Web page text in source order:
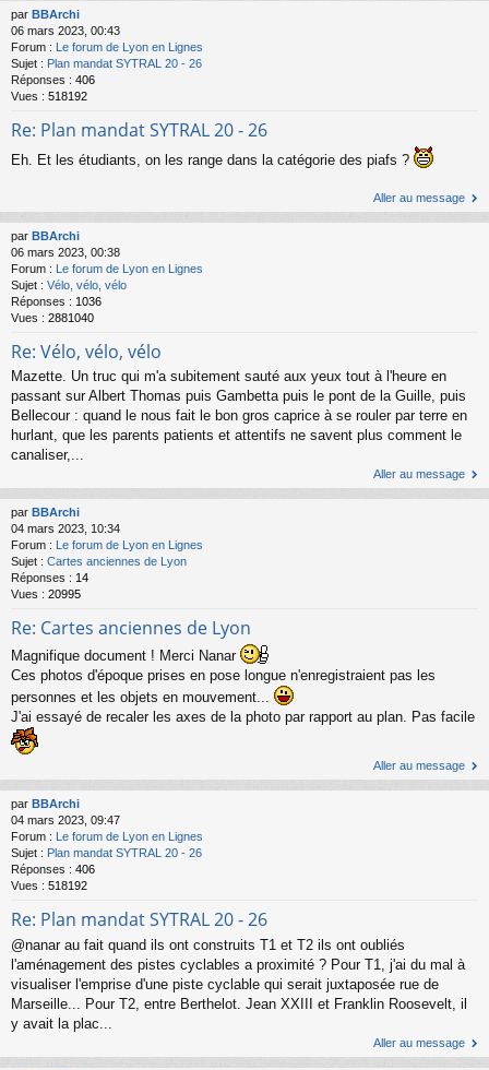
par BBArchi
06 mars 2023, 00:43
Forum : Le forum de Lyon en Lignes
Sujet : Plan mandat SYTRAL 20 - 26
Réponses : 406
Vues : 518192
Re: Plan mandat SYTRAL 20 - 26
Eh. Et les étudiants, on les range dans la catégorie des piafs ?
Aller au message
par BBArchi
06 mars 2023, 00:38
Forum : Le forum de Lyon en Lignes
Sujet : Vélo, vélo, vélo
Réponses : 1036
Vues : 2881040
Re: Vélo, vélo, vélo
Mazette. Un truc qui m'a subitement sauté aux yeux tout à l'heure en
passant sur Albert Thomas puis Gambetta puis le pont de la Guille, puis
Bellecour : quand le nous fait le bon gros caprice à se rouler par terre en
hurlant, que les parents patients et attentifs ne savent plus comment le
canaliser,...
Aller au message
par BBArchi
04 mars 2023, 10:34
Forum : Le forum de Lyon en Lignes
Sujet : Cartes anciennes de Lyon
Réponses : 14
Vues : 20995
Re: Cartes anciennes de Lyon
Magnifique document ! Merci Nanar
Ces photos d'époque prises en pose longue n'enregistraient pas les
personnes et les objets en mouvement...
J'ai essayé de recaler les axes de la photo par rapport au plan. Pas facile
Aller au message
par BBArchi
04 mars 2023, 09:47
Forum :
Le forum de Lyon en Lignes
Sujet : Plan mandat SYTRAL 20 - 26
Réponses : 406
Vues : 518192
Re: Plan mandat SYTRAL 20 - 26
@nanar au fait quand ils ont construits T1 et T2 ils ont oubliés
l'aménagement des pistes cyclables a proximité ? Pour T1, j'ai du mal à
visualiser l'emprise d'une piste cyclable qui serait juxtaposée rue de
Marseille... Pour T2, entre Berthelot. Jean XXIII et Franklin Roosevelt, il
y avait la plac...
Aller au message